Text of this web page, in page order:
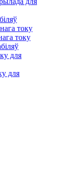
току
току
для
для